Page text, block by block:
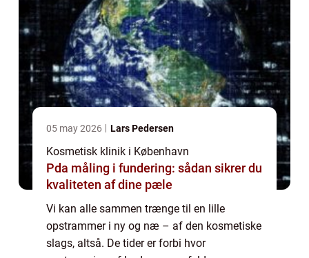
05 may 2026 Lars Pedersen
Kosmetisk klinik i København
Pda måling i fundering: sådan sikrer du
kvaliteten af dine pæle
Vi kan alle sammen trænge til en lille
opstrammer i ny og næ – af den kosmetiske
slags, altså. De tider er forbi hvor